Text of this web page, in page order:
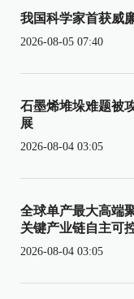
我国科学家首获威
2026-08-05 07:40
石墨烯堆垛难题被
展
2026-08-04 03:05
全球单产最大高端
关键产业链自主可
2026-08-04 03:05